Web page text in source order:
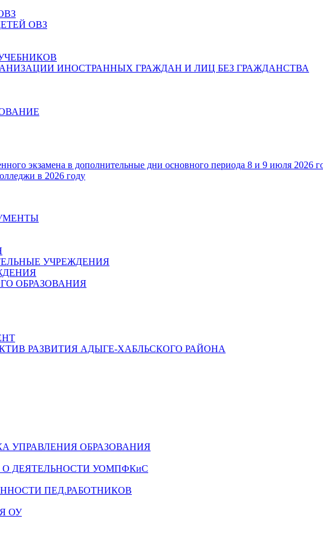
ОВЗ
ИНОСТРАННЫХ ГРАЖДАН И ЛИЦ БЕЗ ГРАЖДАНСТВА
экзамена в дополнительные дни основного периода 8 и 9 июля 2026
в 2026 году
УЧРЕЖДЕНИЯ
ОБРАЗОВАНИЯ
РАЗВИТИЯ АДЫГЕ-ХАБЛЬСКОГО РАЙОНА
УПРАВЛЕНИЯ ОБРАЗОВАНИЯ
ДЕЯТЕЛЬНОСТИ УОМПФКиС
ПЕД.РАБОТНИКОВ
ОУ